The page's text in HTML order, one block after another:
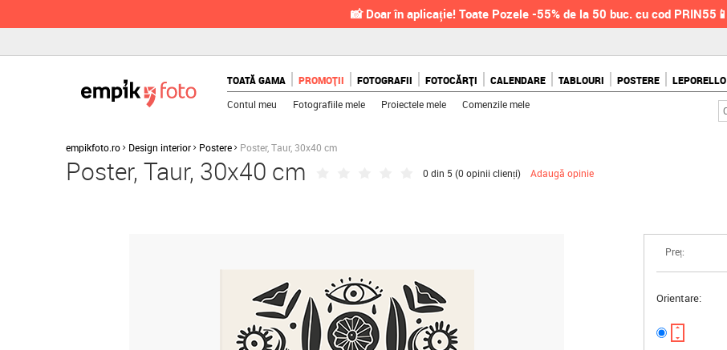
📸 Doar în aplicație! Toate Pozele -55% de la 50 buc. cu cod PRIN55📱
TOATĂ GAMA PROMOȚII FOTOGRAFII FOTOCĂRȚI CALENDARE TABLOURI POSTERE LEPORELLO
Contul meu Fotografiile mele Proiectele mele Comenzile mele
empikfoto.ro Design interior Postere Poster, Taur, 30x40 cm
Poster, Taur, 30x40 cm 0 din 5 (0 opinii clienți) Adaugă opinie
Preț:
Orientare: